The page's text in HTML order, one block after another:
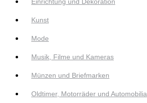
Kunst
Mode
Musik, Filme und Kameras
Münzen und Briefmarken
Oldtimer, Motorräder und Automobilia